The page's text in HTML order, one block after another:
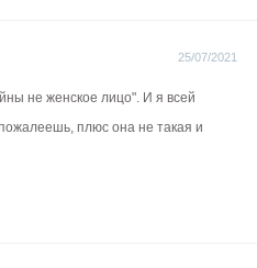
25/07/2021
не женское лицо". И я всей
плюс она не такая и